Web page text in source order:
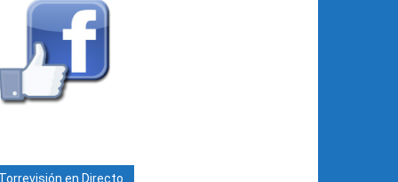
en Directo